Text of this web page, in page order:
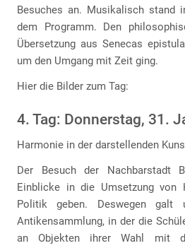
Besuches an. Musikalisch stand
dem Programm. Den
Übersetzung aus Senecas
um den Umgang mit Zeit ging.
Hier die Bilder zum Tag:
4. Tag: Donnerstag, 31.
Harmonie in der darstellenden
Der Besuch der Nachbarstadt
Einblicke in die Umsetzung von
Politik geben. Deswegen
Antikensammlung, in der die
an Objekten ihrer Wahl mit